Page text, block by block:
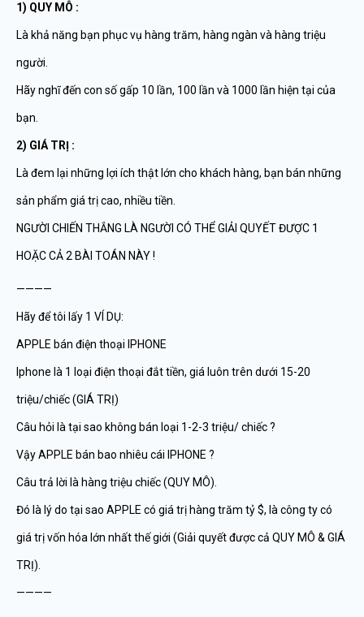
1) QUY MÔ :
Là khả năng bạn phục vụ hàng trăm, hàng ngàn và hàng triệu
người.
Hãy nghĩ đến con số gấp 10 lần, 100 lần và 1000 lần hiện tại của
bạn.
2) GIÁ TRỊ :
Là đem lại những lợi ích thật lớn cho khách hàng, bạn bán những
sản phẩm giá trị cao, nhiều tiền.
NGƯỜI CHIẾN THẮNG LÀ NGƯỜI CÓ THỂ GIẢI QUYẾT ĐƯỢC 1
HOẶC CẢ 2 BÀI TOÁN NÀY !
————
Hãy để tôi lấy 1 VÍ DỤ:
APPLE bán điện thoại IPHONE
Iphone là 1 loại điện thoại đắt tiền, giá luôn trên dưới 15-20
triệu/chiếc (GIÁ TRỊ)
Câu hỏi là tại sao không bán loại 1-2-3 triệu/ chiếc ?
Vậy APPLE bán bao nhiêu cái IPHONE ?
Câu trả lời là hàng triệu chiếc (QUY MÔ).
Đó là lý do tại sao APPLE có giá trị hàng trăm tỷ $, là công ty có
giá trị vốn hóa lớn nhất thế giới (Giải quyết được cả QUY MÔ & GIÁ
TRỊ).
————